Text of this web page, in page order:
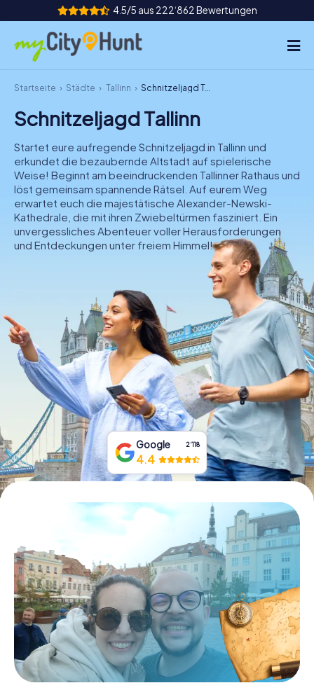
4.5/5 aus 222‘862 Bewertungen
So funktioniert's
Städte
Touren
Teamevent
Tickets
DE
IE
NL
Tickets buchen
Gutscheine bestellen
Startseite Städte Tallinn Schnitzeljagd Tallinn
Schnitzeljagd Tallinn
Startet eure aufregende Schnitzeljagd in Tallinn und
erkundet die bezaubernde Altstadt auf spielerische
Weise! Beginnt am beeindruckenden Tallinner Rathaus und
löst gemeinsam spannende Rätsel. Auf eurem Weg
erwartet euch die majestätische Alexander-Newski-
Kathedrale, die mit ihren Zwiebeltürmen fasziniert. Ein
unvergessliches Abenteuer voller Herausforderungen
und Entdeckungen unter freiem Himmel!
Google 2‘118
4.4